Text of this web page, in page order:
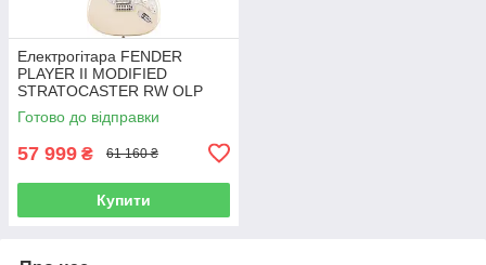
Електрогітара FENDER
PLAYER II MODIFIED
STRATOCASTER RW OLP
Готово до відправки
57 999 ₴ 61 160 ₴
Купити